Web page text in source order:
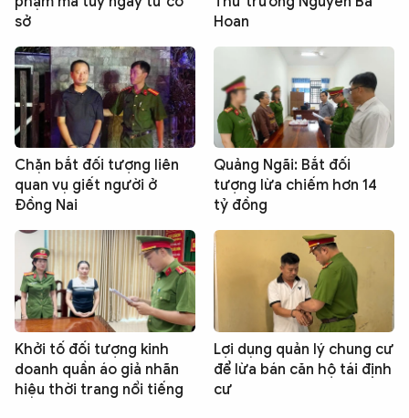
sở
Hoan
Chặn bắt đối tượng liên
quan vụ giết người ở
Đồng Nai
Quảng Ngãi: Bắt đối
tượng lừa chiếm hơn 14
tỷ đồng
Khởi tố đối tượng kinh
doanh quần áo giả nhãn
hiệu thời trang nổi tiếng
Lợi dụng quản lý chung cư
để lừa bán căn hộ tái định
cư